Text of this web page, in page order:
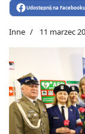
Udostępnij na Facebooku
Inne 11 marzec